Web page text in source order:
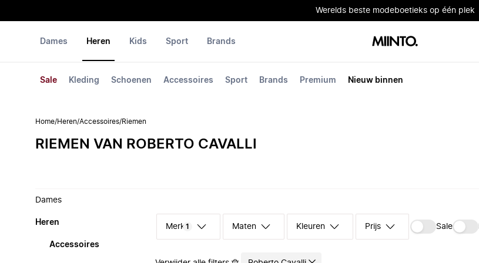
Werelds beste modeboetieks op één plek
Dames Heren
Sale Kleding Schoenen Accessoires Sport Brands Premium Nieuw binnen
Kids Sport Brands
Home/Heren/Accessoires/Riemen
RIEMEN VAN ROBERTO CAVALLI
Dames
Heren
Accessoires
Merk 1 Maten Kleuren Prijs Sale